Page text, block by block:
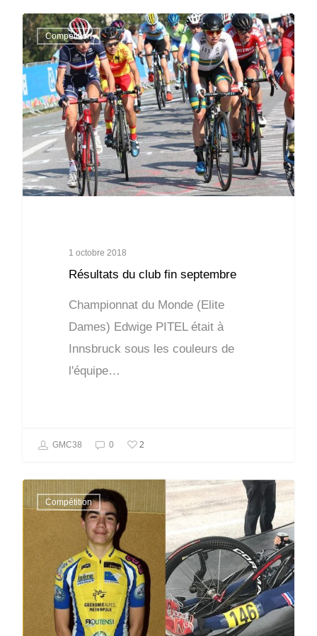
Compétition
1 octobre 2018
Résultats du club fin septembre
Championnat du Monde (Elite
Dames) Edwige PITEL était à
Innsbruck sous les couleurs de
l'équipe…
GMC38 0 2
Compétition